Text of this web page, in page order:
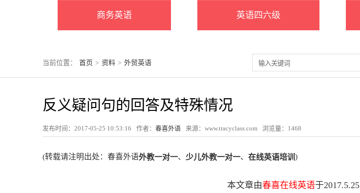
商务英语 英语四六级
当前位置： 首页 > 资料 > 外贸英语
反义疑问句的回答及特殊情况
发布时间：2017-05-25 10:53:16 作者： 春喜外语 来源：www.tracyclass.com 浏览量： 1468
(转载请注明出处：春喜外语外教一对一、 少儿外教一对一、 在线英语培训 )
本文章由春喜在线英语于2017.5.25